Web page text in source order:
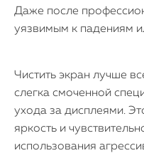
Даже после
уязвимым к падениям
Чистить экран лучше
слегка смоченной
ухода за дисплеями.
яркость и
использования